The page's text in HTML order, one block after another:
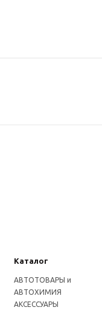
Каталог
АВТОТОВАРЫ и
АВТОХИМИЯ
АКСЕССУАРЫ